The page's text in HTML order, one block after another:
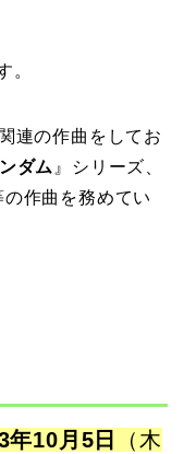
。
連の作曲をしてお
ダム 』シリーズ、
の作曲を務めてい
年10月5日
（木